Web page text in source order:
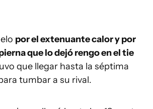
por el extenuante calor y por
que lo dejó rengo en el tie
que llegar hasta la séptima
tumbar a su rival.